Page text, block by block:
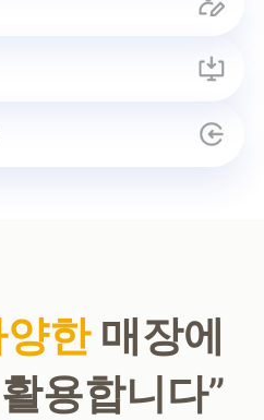
한매장에
용합니다”